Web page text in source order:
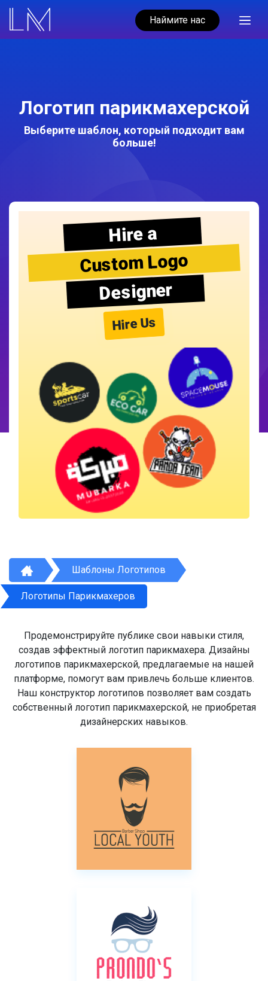
Наймите нас
Логотип парикмахерской
Выберите шаблон, который подходит вам
больше!
Hire a
Custom Logo
Designer
Hire Us
Шаблоны Логотипов
Логотипы Парикмахеров
Продемонстрируйте публике свои навыки стиля,
создав эффектный логотип парикмахера. Дизайны
логотипов парикмахерской, предлагаемые на нашей
платформе, помогут вам привлечь больше клиентов.
Наш конструктор логотипов позволяет вам создать
собственный логотип парикмахерской, не приобретая
дизайнерских навыков.